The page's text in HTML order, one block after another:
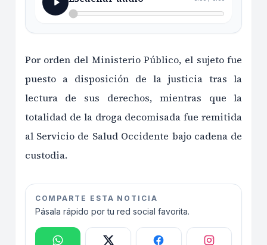
Por orden del Ministerio Público, el sujeto fue
puesto a disposición de la justicia tras la
lectura de sus derechos, mientras que la
totalidad de la droga decomisada fue remitida
al Servicio de Salud Occidente bajo cadena de
custodia.
COMPARTE ESTA NOTICIA
Pásala rápido por tu red social favorita.